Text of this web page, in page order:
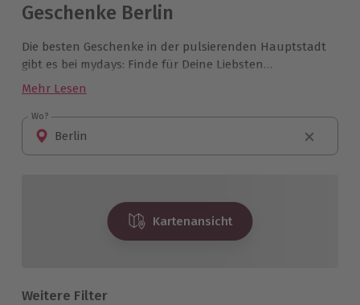
Geschenke Berlin
Die besten Geschenke in der pulsierenden Hauptstadt
gibt es bei mydays: Finde für Deine Liebsten
tolle
Geschenkideen in Berlin.
Mehr Lesen
Wo?
Wo?
Kartenansicht
Weitere Filter